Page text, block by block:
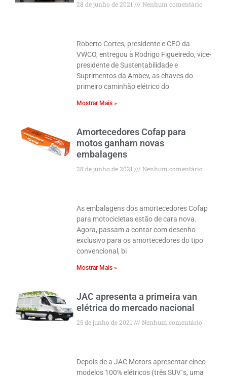
28 de junho de 2021 Nenhum comentário
Roberto Cortes, presidente e CEO da
VWCO, entregou à Rodrigo Figueiredo, vice-
presidente de Sustentabilidade e
Suprimentos da Ambev, as chaves do
primeiro caminhão elétrico do
Mostrar Mais »
Amortecedores Cofap para
motos ganham novas
embalagens
28 de junho de 2021 Nenhum comentário
As embalagens dos amortecedores Cofap
para motocicletas estão de cara nova.
Agora, passam a contar com desenho
exclusivo para os amortecedores do tipo
convencional, bi
Mostrar Mais »
JAC apresenta a primeira van
elétrica do mercado nacional
25 de junho de 2021 Nenhum comentário
Depois de a JAC Motors apresentar cinco
modelos 100% elétricos (três SUV´s, uma